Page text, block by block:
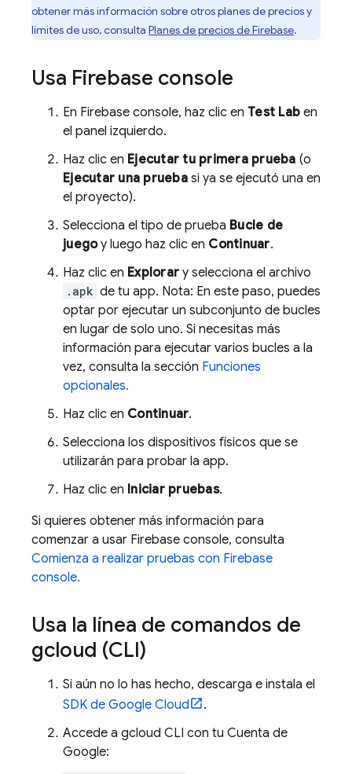
obtener más información sobre otros planes de precios y
límites de uso, consulta Planes de precios de Firebase.
Usa Firebase console
En Firebase console, haz clic en Test Lab en
el panel izquierdo.
Haz clic en Ejecutar tu primera prueba (o
Ejecutar una pruebasi ya se ejecutó una en
el proyecto).
Selecciona el tipo de prueba Bucle de
juegoy luego haz clic en Continuar.
Haz clic en Explorar y selecciona el archivo
.apk de tu app. Nota: En este paso, puedes
optar por ejecutar un subconjunto de bucles
en lugar de solo uno. Si necesitas más
información para ejecutar varios bucles a la
vez, consulta la sección Funciones
opcionales.
Haz clic en Continuar.
Selecciona los dispositivos físicos que se
utilizarán para probar la app.
Haz clic en Iniciar pruebas.
Si quieres obtener más información para
comenzar a usar Firebase console, consulta
Comienza a realizar pruebas con Firebase
console.
Usa la línea de comandos de
gcloud (CLI)
Si aún no lo has hecho, descarga e instala el
SDK de Google Cloud
.
Accede a gcloud CLI con tu Cuenta de
Google: